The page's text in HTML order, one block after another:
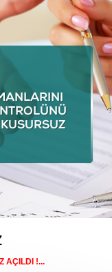
AÇILDI !...